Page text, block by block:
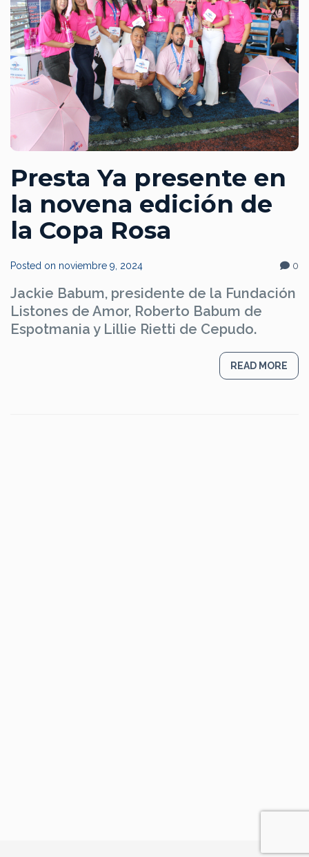
Presta Ya presente en
la novena edición de
la Copa Rosa
Posted on noviembre 9, 2024 0
Jackie Babum, presidente de la Fundación
Listones de Amor, Roberto Babum de
Espotmania y Lillie Rietti de Cepudo.
READ MORE